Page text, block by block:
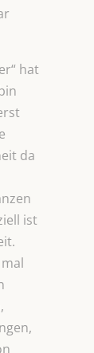
hat
da
ist